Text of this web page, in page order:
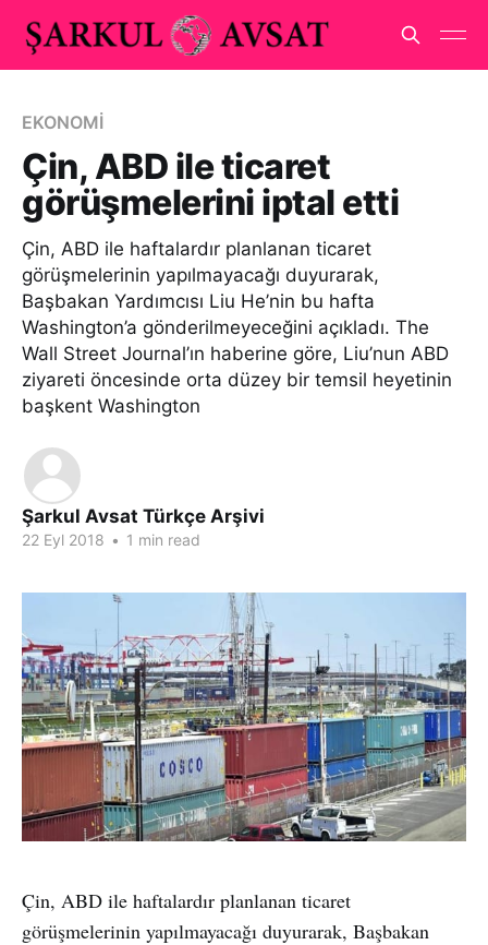
EKONOMİ
Çin, ABD ile ticaret
görüşmelerini iptal etti
Çin, ABD ile haftalardır planlanan ticaret
görüşmelerinin yapılmayacağı duyurarak,
Başbakan Yardımcısı Liu He’nin bu hafta
Washington’a gönderilmeyeceğini açıkladı. The
Wall Street Journal’ın haberine göre, Liu’nun ABD
ziyareti öncesinde orta düzey bir temsil heyetinin
başkent Washington
Şarkul Avsat Türkçe Arşivi
22 Eyl 2018 • 1 min read
Çin, ABD ile haftalardır planlanan ticaret
görüşmelerinin yapılmayacağı duyurarak, Başbakan